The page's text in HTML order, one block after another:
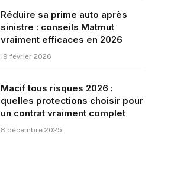
Réduire sa prime auto après
sinistre : conseils Matmut
vraiment efficaces en 2026
19 février 2026
Macif tous risques 2026 :
quelles protections choisir pour
un contrat vraiment complet
8 décembre 2025